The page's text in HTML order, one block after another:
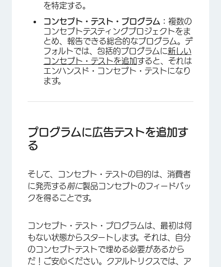
を特定する。
コンセプト・テスト・プログラム： 複数の
コンセプトテスティングプロジェクトをま
とめ、報告できる総合的なプログラム。デ
フォルトでは、包括的プログラムに新しい
コンセプト・テストを追加すると、それは
エンハンスド・コンセプト・テストになり
ます。
プログラムに広告テストを追加す
る
そして、コンセプト・テストの目的は、消費者
に発売する前に製品コンセプトのフィードバッ
クを得ることです。
コンセプト・テスト・プログラムは、最初は何
もない状態からスタートします。それは、自分
のコンセプトテストで埋める必要があるから
だ！ご安心ください。クアルトリクスでは、ア